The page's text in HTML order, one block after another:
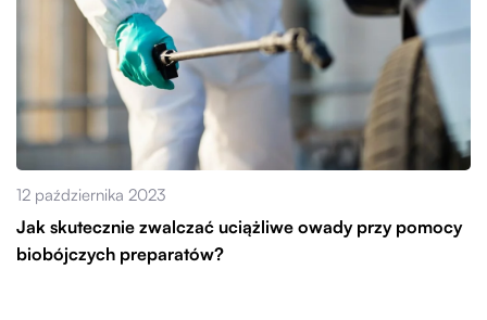
12 października 2023
Jak skutecznie zwalczać uciążliwe owady przy pomocy
biobójczych preparatów?